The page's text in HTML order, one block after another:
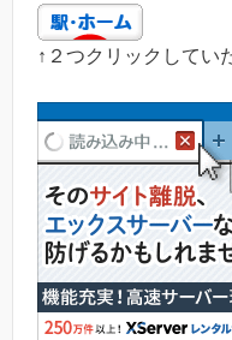
↑２つクリックしてい